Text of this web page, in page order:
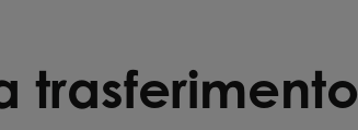
trasferimento